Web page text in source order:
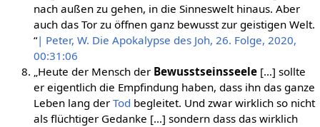
nach außen zu gehen, in die Sinneswelt hinaus. Aber
auch das Tor zu öffnen ganz bewusst zur geistigen Welt.
“| Peter, W. Die Apokalypse des Joh, 26. Folge, 2020,
00:31:06
„Heute der Mensch der Bewusstseinsseele[…] sollte
er eigentlich die Empfindung haben, dass ihn das ganze
Leben lang der Tod begleitet. Und zwar wirklich so nicht
als flüchtiger Gedanke […] sondern dass das wirklich